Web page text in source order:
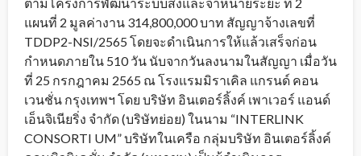
แผนที่ 2 มูลค่างาน 314,800,000 บาท สัญญาจ้างเลขที่
TDDP2-NSI/2565 โดยจะดำเนินการให้แล้วเสร็จก่อน
กำหนดภายใน 510 วัน นับจากวันลงนามในสัญญา เมื่อวัน
ที่ 25 กรกฎาคม 2565 ณ โรงแรมมิราเคิล แกรนด์ คอน
เวนชั่น กรุงเทพฯ โดย บริษัท อินเตอร์ลิ้งค์ เพาเวอร์ แอนด์
เอ็นจิเนียริ่ง จำกัด (บริษัทย่อย) ในนาม “INTERLINK
CONSORTI UM” บริษัทในเครือ กลุ่มบริษัท อินเตอร์ลิ้งค์